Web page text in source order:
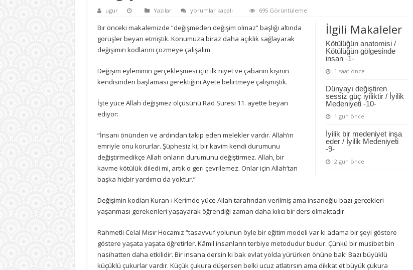
ugur Yazılar
Değişimin
için
yorumlar kapalı 695 Görüntüleme
İlgili Makaleler
Kötülüğün anatomisi /
Kötülüğün gölgesinde
insan -1-
1 saat önce
Dünyayı değiştiren
sessiz güç iyiliktir / İyilik
Medeniyeti -10-
1 gün önce
İyilik bir medeniyet inşa
eder / İyilik Medeniyeti
-9-
2 gün önce
Bir önceki makalemizde “değişmeden değişim olmaz” başlığı altında
görüşler beyan etmiştik. Konumuza biraz daha açıklık sağlayarak
değişimin kodlarını çözmeye çalışalım.
Değişim eyleminin gerçekleşmesi için ilk niyet ve çabanın kişinin
kendisinden başlaması gerektiğini Ayete belirtmeye çalışmıştık.
İşte yüce Allah değişmez ölçüsünü Rad Suresi 11. ayette beyan
ediyor:
“İnsanı önünden ve ardından takip eden melekler vardır. Allah’ın
emriyle onu korurlar. Şüphesiz ki, bir kavim kendi durumunu
değiştirmedikçe Allah onların durumunu değiştirmez. Allah, bir
kavme kötülük diledi mi, artık o geri çevrilemez. Onlar için Allah’tan
başka hiçbir yardımcı da yoktur.”
Değişimin kodları Kuran-ı Kerimde yüce Allah tarafından verilmiş ama insanoğlu bazı gerçekleri
yaşanması gerekenleri yaşayarak öğrendiği zaman daha kılıcı bir ders olmaktadır.
Rahmetli Celal Mısır Hocamız “tasavvuf yolunun öyle bir eğitim modeli var ki adama bir şeyi göstere
göstere yaşata yaşata öğretirler. Kâmil insanların terbiye metodudur budur. Çünkü bir musibet bin
nasihatten daha etkilidir. Bir insana dersin ki bak evlat yolda yürürken önüne bak! Bazı büyüklü
küçüklü çukurlar vardır. Küçük çukura düşersen belki ucuz atlatırsın ama dikkat et büyük çukura